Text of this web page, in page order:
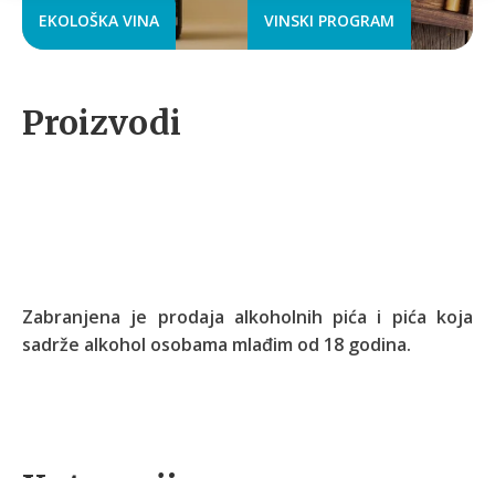
EKOLOŠKA VINA VINSKI PROGRAM
Proizvodi
Zabranjena je prodaja alkoholnih pića i pića koja
sadrže alkohol osobama mlađim od 18 godina.